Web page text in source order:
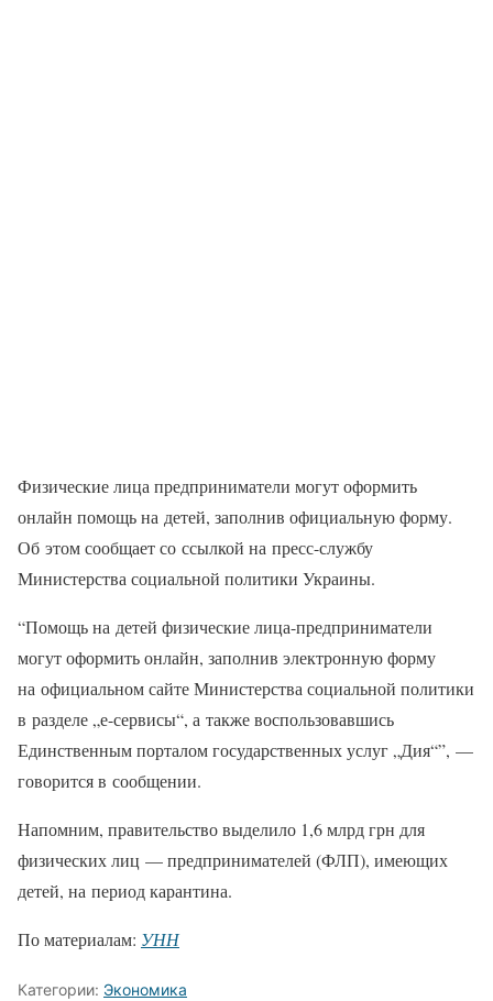
Физические лица предприниматели могут оформить
онлайн помощь на детей, заполнив официальную форму.
Об этом сообщает со ссылкой на пресс-службу
Министерства социальной политики Украины.
“Помощь на детей физические лица-предприниматели
могут оформить онлайн, заполнив электронную форму
на официальном сайте Министерства социальной политики
в разделе „е-сервисы“, а также воспользовавшись
Единственным порталом государственных услуг „Дия“”, —
говорится в сообщении.
Напомним, правительство выделило 1,6 млрд грн для
физических лиц — предпринимателей (ФЛП), имеющих
детей, на период карантина.
По материалам: УНН
Категории: Экономика